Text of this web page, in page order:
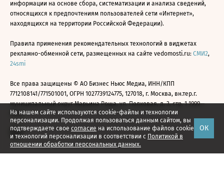
На нашем сайте используются cookie-файлы и технологии
персонализации. Продолжая пользоваться данным сайтом, вы
подтверждаете свое согласие на использование файлов cookie
и технологий персонализации в соответствии с Политикой в
отношении обработки персональных данных.
ОК
информации на основе сбора, систематизации и анализа сведений,
относящихся к предпочтениям пользователей сети «Интернет»,
находящихся на территории Российской Федерации).
Правила применения рекомендательных технологий в виджетах
рекламно-обменной сети, размещенных на сайте vedomosti.ru: СМИ2,
24smi
Все права защищены © АО Бизнес Ньюс Медиа, ИНН/КПП
7712108141/771501001, ОГРН 1027739124775, 127018, г. Москва, вн.тер.г.
муниципальный округ Марьина Роща, ул. Полковая, д. 3, стр. 1 1999—
2026